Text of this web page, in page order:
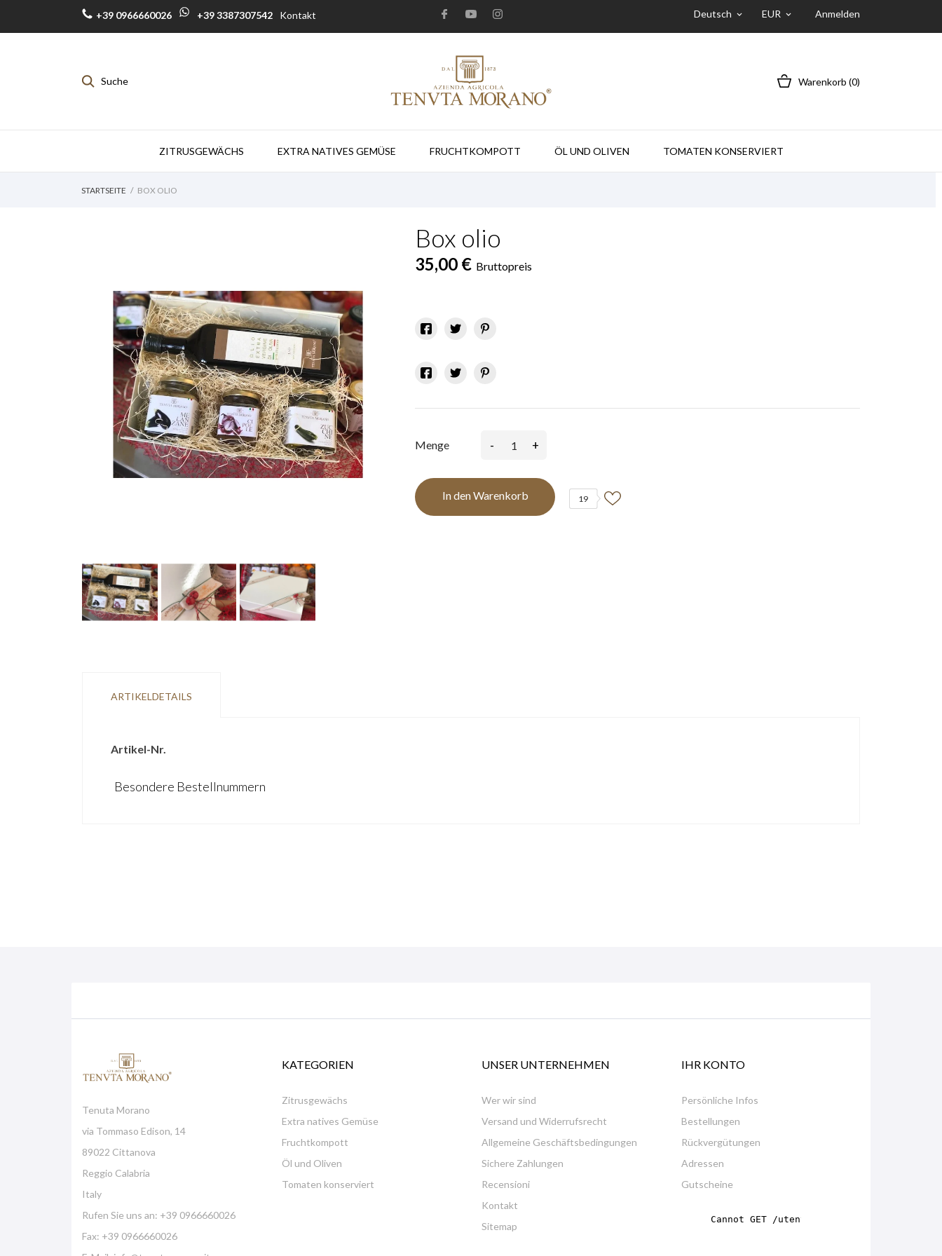
+39 0966660026 +39 3387307542 Kontakt Deutsch keyboard_arrow_down EUR keyboard_arrow_down Anmelden
Suche Warenkorb (0)
ZITRUSGEWÄCHS EXTRA NATIVES GEMÜSE FRUCHTKOMPOTT ÖL UND OLIVEN TOMATEN KONSERVIERT
STARTSEITE BOX OLIO
Box olio
35,00 € Bruttopreis
Menge - +
In den Warenkorb 19
ARTIKELDETAILS
Artikel-Nr.
Besondere Bestellnummern
Tenuta Morano
via Tommaso Edison, 14
89022 Cittanova
Reggio Calabria
Italy
Rufen Sie uns an: +39 0966660026
Fax: +39 0966660026
KATEGORIEN
Zitrusgewächs
Extra natives Gemüse
Fruchtkompott
Öl und Oliven
Tomaten konserviert
UNSER UNTERNEHMEN
Wer wir sind
Versand und Widerrufsrecht
Allgemeine Geschäftsbedingungen
Sichere Zahlungen
Recensioni
Kontakt
Sitemap
IHR KONTO
Persönliche Infos
Bestellungen
Rückvergütungen
Adressen
Gutscheine